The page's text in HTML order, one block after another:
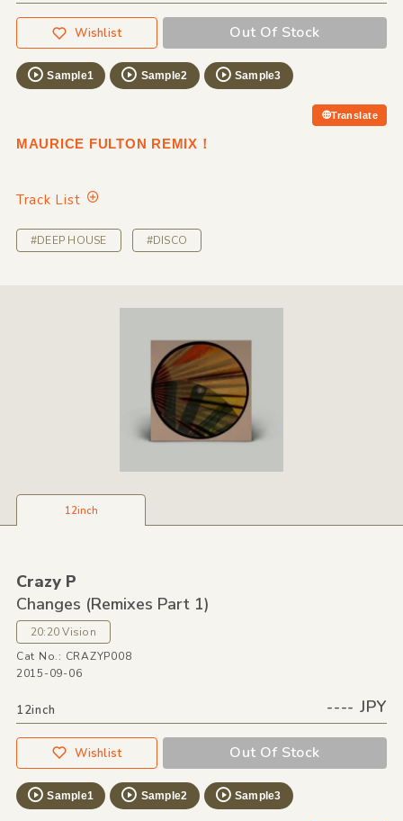
Wishlist Out Of Stock
Sample1 Sample2 Sample3
Translate
MAURICE FULTON REMIX！
Track List
#DEEP HOUSE #DISCO
12inch
Crazy P
Changes (Remixes Part 1)
20:20 Vision
Cat No.: CRAZYP008
2015-09-06
12inch ---- JPY
Wishlist Out Of Stock
Sample1 Sample2 Sample3